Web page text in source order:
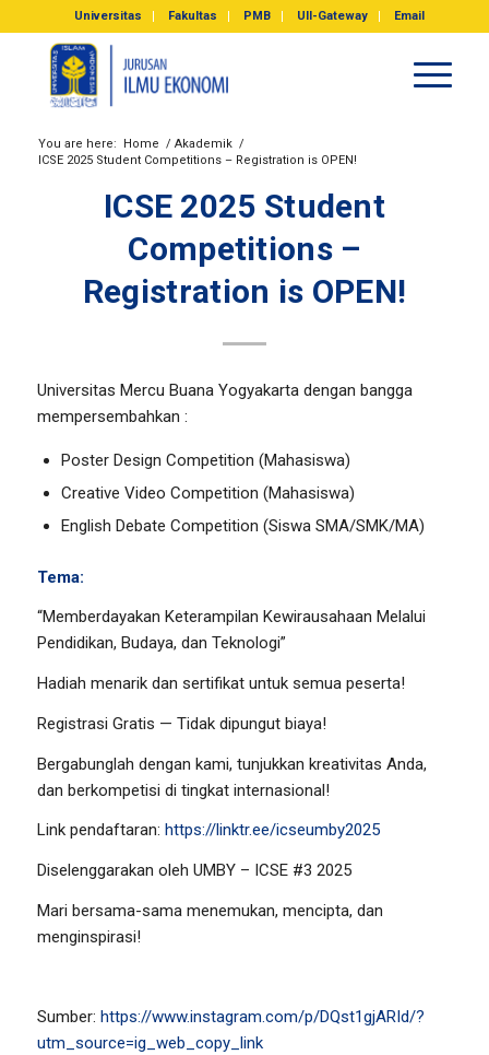
Universitas Fakultas PMB UII-Gateway Email
You are here: Home / Akademik /
ICSE 2025 Student Competitions – Registration is OPEN!
ICSE 2025 Student
Competitions –
Registration is OPEN!
Universitas Mercu Buana Yogyakarta dengan bangga
mempersembahkan :
Poster Design Competition (Mahasiswa)
Creative Video Competition (Mahasiswa)
English Debate Competition (Siswa SMA/SMK/MA)
Tema:
“Memberdayakan Keterampilan Kewirausahaan Melalui
Pendidikan, Budaya, dan Teknologi”
Hadiah menarik dan sertifikat untuk semua peserta!
Registrasi Gratis — Tidak dipungut biaya!
Bergabunglah dengan kami, tunjukkan kreativitas Anda,
dan berkompetisi di tingkat internasional!
Link pendaftaran: https://linktr.ee/icseumby2025
Diselenggarakan oleh UMBY – ICSE #3 2025
Mari bersama-sama menemukan, mencipta, dan
menginspirasi!
Sumber: https://www.instagram.com/p/DQst1gjARId/?
utm_source=ig_web_copy_link